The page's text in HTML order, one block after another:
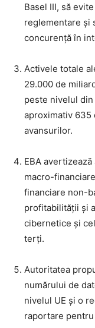
Basel III, să
reglementare și
concurență în
Activele totale
29.000 de
peste nivelul
aproximativ 635
avansurilor.
EBA
macro-
financiare non-
profitabilității și
cibernetice și
terți.
Autoritatea
numărului de
nivelul UE și o
raportare pentru